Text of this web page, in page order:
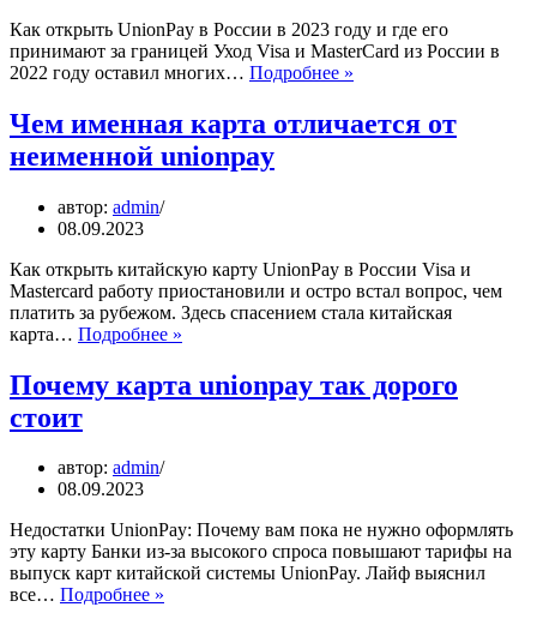
Как открыть UnionPay в России в 2023 году и где его
принимают за границей Уход Visa и MasterCard из России в
2022 году оставил многих… Подробнее »
unionpay
Чем именная карта отличается от
неименной unionpay
автор: admin
08.09.2023
Как открыть китайскую карту UnionPay в России Visa и
Mastercard работу приостановили и остро встал вопрос, чем
платить за рубежом. Здесь спасением стала китайская
карта… Подробнее »
отличается
Почему карта unionpay так дорого
стоит
автор: admin
08.09.2023
Недостатки UnionPay: Почему вам пока не нужно оформлять
эту карту Банки из-за высокого спроса повышают тарифы на
выпуск карт китайской системы UnionPay. Лайф выяснил
все… Подробнее »